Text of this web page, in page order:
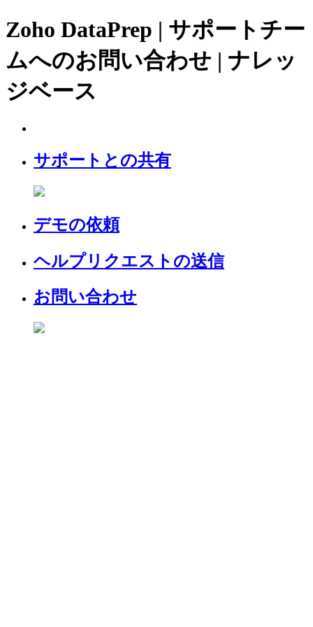
Zoho DataPrep | サポートチー
ムへのお問い合わせ | ナレッ
ジベース
サポートとの共有
デモの依頼
ヘルプリクエストの送信
お問い合わせ